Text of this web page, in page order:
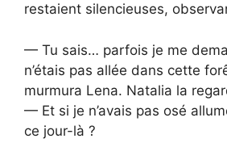
restaient silencieuses,
— Tu sais… parfois je me
n’étais pas allée dans cette
murmura Lena. Natalia la
— Et si je n’avais pas osé
ce jour-là ?